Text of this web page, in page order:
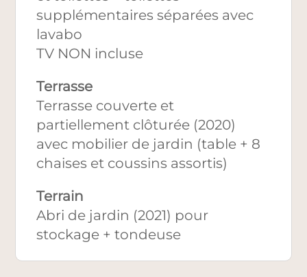
supplémentaires séparées avec
lavabo
TV NON incluse
Terrasse
Terrasse couverte et
partiellement clôturée (2020)
avec mobilier de jardin (table + 8
chaises et coussins assortis)
Terrain
Abri de jardin (2021) pour
stockage + tondeuse